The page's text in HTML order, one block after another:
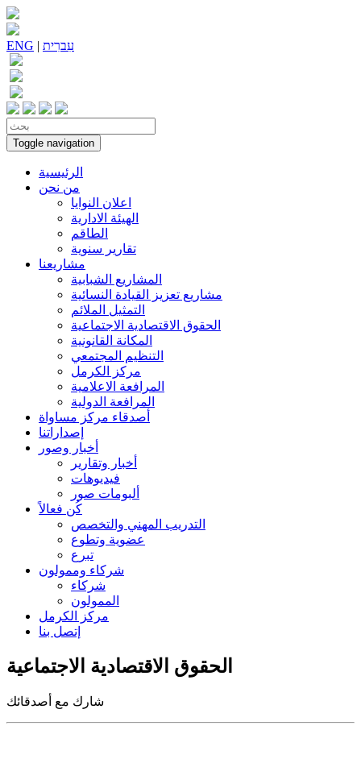
ENG | עִברִית
Toggle navigation
الرئيسية
من نحن
اعلان النوايا
الهيئة الادارية
الطاقم
تقارير سنوية
مشاريعنا
المشاريع الشبابية
مشاريع تعزيز القيادة النسائية
التمثيل الملائم
الحقوق الاقتصادية الاجتماعية
المكانة القانونية
التنظيم المجتمعي
مركز الكرمل
المرافعة الاعلامية
المرافعة الدولية
أصدقاء مركز مساواة
إصداراتنا
أخبار وصور
أخبار وتقارير
فيديوهات
ألبومات صور
كُن فعالاً
التدريب المهني والتخصص
عضوية وتطوع
تبرع
شركاء وممولون
شركاء
الممولون
مركز الكرمل
إتصل بنا
الحقوق الاقتصادية الاجتماعية
شارك مع أصدقائك